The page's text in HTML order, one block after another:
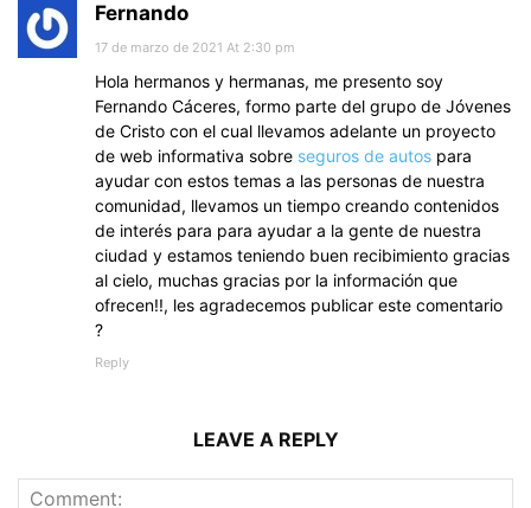
Fernando
17 de marzo de 2021 At 2:30 pm
Hola hermanos y hermanas, me presento soy
Fernando Cáceres, formo parte del grupo de Jóvenes
de Cristo con el cual llevamos adelante un proyecto
de web informativa sobre seguros de autos para
ayudar con estos temas a las personas de nuestra
comunidad, llevamos un tiempo creando contenidos
de interés para para ayudar a la gente de nuestra
ciudad y estamos teniendo buen recibimiento gracias
al cielo, muchas gracias por la información que
ofrecen!!, les agradecemos publicar este comentario
?
Reply
LEAVE A REPLY